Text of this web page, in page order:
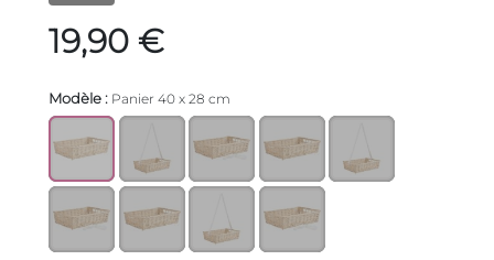
19,90 €
Modèle : Panier 40 x 28 cm